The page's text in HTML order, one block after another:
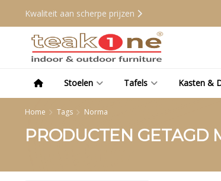
Kwaliteit aan scherpe prijzen
Stoelen Tafels Kasten &
Home Tags Norma
PRODUCTEN GETAGD